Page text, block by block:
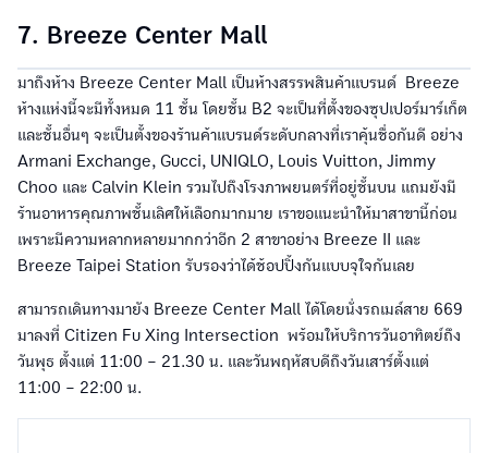
7. Breeze Center Mall
มาถึงห้าง Breeze Center Mall เป็นห้างสรรพสินค้าแบรนด์ Breeze
ห้างแห่งนี้จะมีทั้งหมด 11 ชั้น โดยชั้น B2 จะเป็นที่ตั้งของซุปเปอร์มาร์เก็ต
และชั้นอื่นๆ จะเป็นตั้งของร้านค้าแบรนด์ระดับกลางที่เราคุ้นชื่อกันดี อย่าง
Armani Exchange, Gucci, UNIQLO, Louis Vuitton, Jimmy
Choo และ Calvin Klein รวมไปถึงโรงภาพยนตร์ที่อยู่ชั้นบน แถมยังมี
ร้านอาหารคุณภาพชั้นเลิศให้เลือกมากมาย เราขอแนะนำให้มาสาขานี้ก่อน
เพราะมีความหลากหลายมากกว่าอีก 2 สาขาอย่าง Breeze II และ
Breeze Taipei Station รับรองว่าได้ช้อปปิ้งกันแบบจุใจกันเลย
สามารถเดินทางมายัง Breeze Center Mall ได้โดยนั่งรถเมล์สาย 669
มาลงที่ Citizen Fu Xing Intersection พร้อมให้บริการวันอาทิตย์ถึง
วันพุธ ตั้งแต่ 11:00 – 21.30 น. และวันพฤหัสบดีถึงวันเสาร์ตั้งแต่
11:00 – 22:00 น.